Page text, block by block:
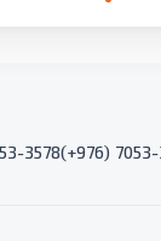
3578(+976) 7053-